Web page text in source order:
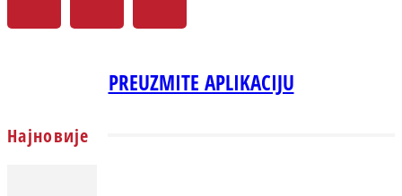
PREUZMITE APLIKACIJU
Најновије